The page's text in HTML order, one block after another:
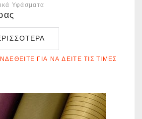
Υφάσματα
ΓΙΑ ΝΑ ΔΕΊΤΕ ΤΙΣ ΤΙΜΈΣ